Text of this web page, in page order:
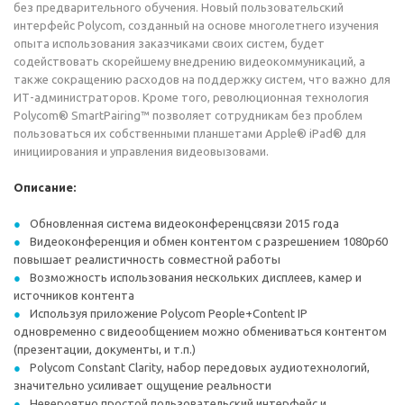
без предварительного обучения. Новый пользовательский
интерфейс Polycom, созданный на основе многолетнего изучения
опыта использования заказчиками своих систем, будет
содействовать скорейшему внедрению видеокоммуникаций, а
также сокращению расходов на поддержку систем, что важно для
ИТ-администраторов. Кроме того, революционная технология
Polycom® SmartPairing™ позволяет сотрудникам без проблем
пользоваться их собственными планшетами Apple® iPad® для
инициирования и управления видеовызовами.
Описание:
Обновленная система видеоконференцсвязи 2015 года
Видеоконференция и обмен контентом с разрешением 1080p60
повышает реалистичность совместной работы
Возможность использования нескольких дисплеев, камер и
источников контента
Используя приложение Polycom People+Content IP
одновременно с видеообщением можно обмениваться контентом
(презентации, документы, и т.п.)
Polycom Constant Clarity, набор передовых аудиотехнологий,
значительно усиливает ощущение реальности